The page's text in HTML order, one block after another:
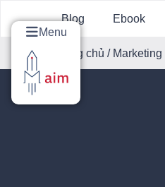
Menu
Blog Ebook
Trang chủ /